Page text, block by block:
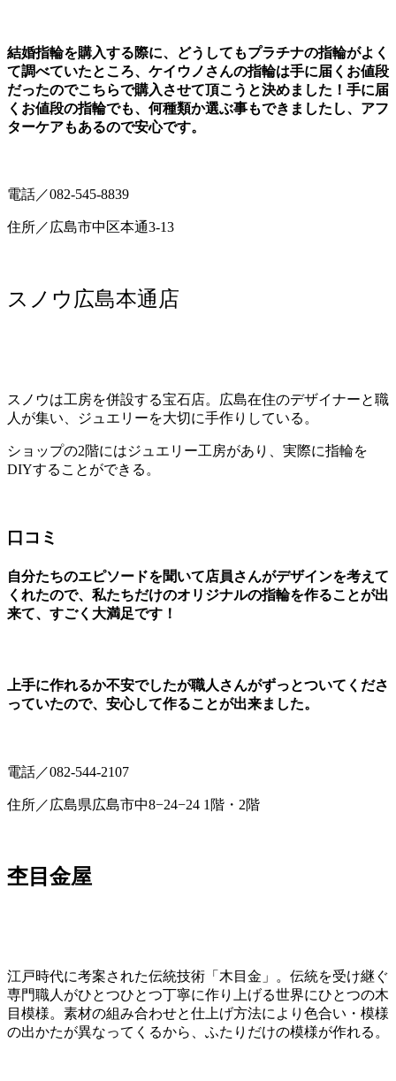
結婚指輪を購入する際に、どうしてもプラチナの指輪がよく
て調べていたところ、ケイウノさんの指輪は手に届くお値段
だったのでこちらで購入させて頂こうと決めました！手に届
くお値段の指輪でも、何種類か選ぶ事もできましたし、アフ
ターケアもあるので安心です。
電話／082-545-8839
住所／広島市中区本通3-13
スノウ広島本通店
スノウは工房を併設する宝石店。広島在住のデザイナーと職
人が集い、ジュエリーを大切に手作りしている。
ショップの2階にはジュエリー工房があり、実際に指輪を
DIYすることができる。
口コミ
自分たちのエピソードを聞いて店員さんがデザインを考えて
くれたので、私たちだけのオリジナルの指輪を作ることが出
来て、すごく大満足です！
上手に作れるか不安でしたが職人さんがずっとついてくださ
っていたので、安心して作ることが出来ました。
電話／082-544-2107
住所／広島県広島市中8−24−24 1階・2階
杢目金屋
江戸時代に考案された伝統技術「木目金」。伝統を受け継ぐ
専門職人がひとつひとつ丁寧に作り上げる世界にひとつの木
目模様。素材の組み合わせと仕上げ方法により色合い・模様
の出かたが異なってくるから、ふたりだけの模様が作れる。